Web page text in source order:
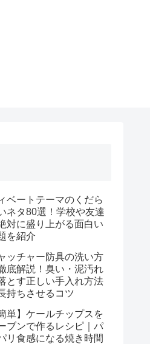
ベートテーマのくだら
ネタ80選！学校や友達
対に盛り上がる面白い
を紹介
ッチャー防具の洗い方
底解説！臭い・泥汚れ
とす正しい手入れ方法
持ちさせるコツ
単】ケールチップスを
ブンで作るレシピ｜パ
リ食感になる焼き時間